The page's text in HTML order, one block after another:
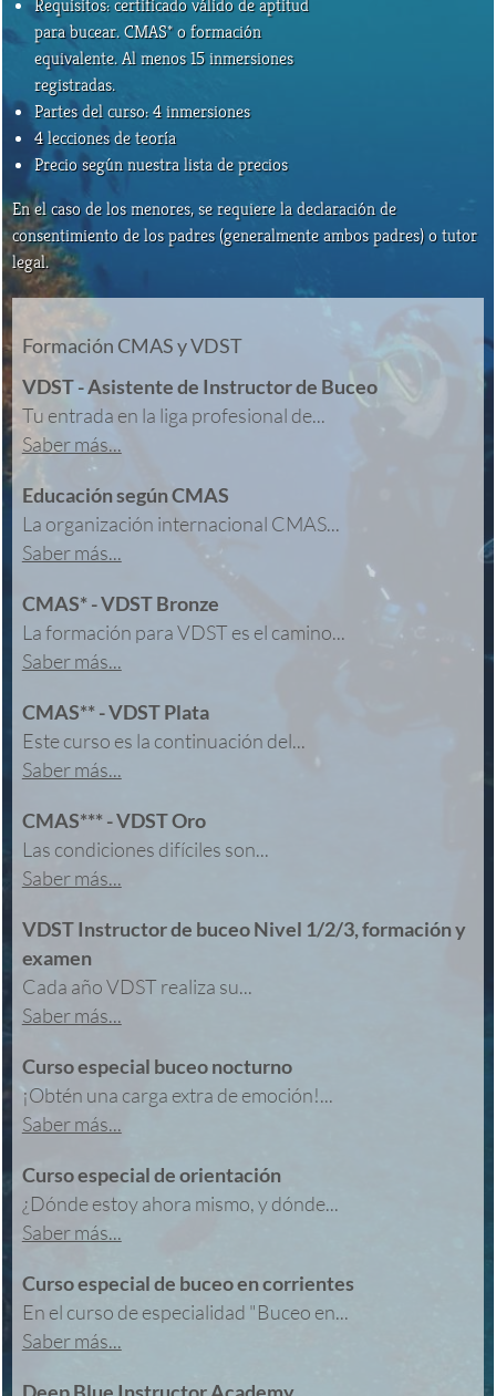
Formación CMAS y VDST
VDST - Asistente de Instructor de Buceo
Tu entrada en la liga profesional de...
Saber más...
Educación según CMAS
La organización internacional CMAS...
Saber más...
CMAS* - VDST Bronze
La formación para VDST es el camino...
Saber más...
CMAS** - VDST Plata
Este curso es la continuación del...
Saber más...
CMAS*** - VDST Oro
Las condiciones difíciles son...
Saber más...
VDST Instructor de buceo Nivel 1/2/3, formación y
examen
Cada año VDST realiza su...
Saber más...
Curso especial buceo nocturno
¡Obtén una carga extra de emoción!...
Saber más...
Curso especial de orientación
¿Dónde estoy ahora mismo, y dónde...
Saber más...
Curso especial de buceo en corrientes
En el curso de especialidad "Buceo en...
Saber más...
Requisitos: certificado válido de aptitud
para bucear. CMAS* o formación
equivalente. Al menos 15 inmersiones
registradas.
Partes del curso: 4 inmersiones
4 lecciones de teoría
Precio según nuestra lista de precios
En el caso de los menores, se requiere la declaración de
consentimiento de los padres (generalmente ambos padres) o tutor
legal.